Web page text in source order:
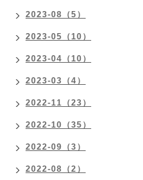
2023-08（5）
2023-05（10）
2023-04（10）
2023-03（4）
2022-11（23）
2022-10（35）
2022-09（3）
2022-08（2）